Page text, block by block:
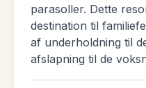
parasoller. Dette
destination til
af underholdning til
afslapning til de